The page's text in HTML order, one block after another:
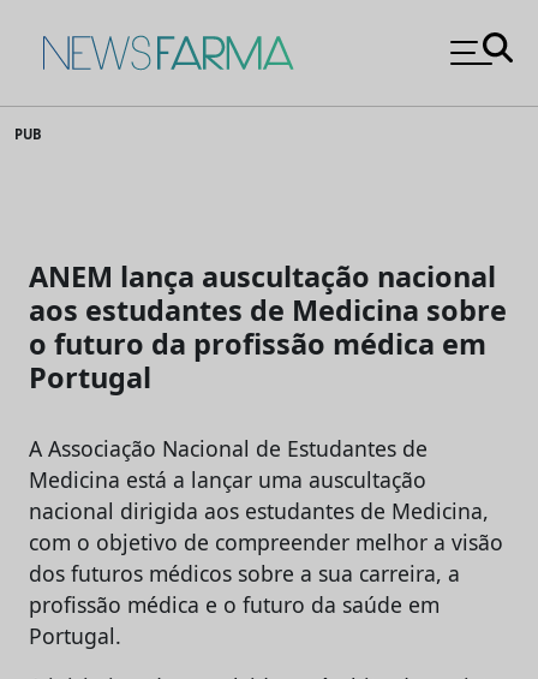
to
News Farma
PUB
ANEM lança auscultação nacional
aos estudantes de Medicina sobre
o futuro da profissão médica em
Portugal
A Associação Nacional de Estudantes de
Medicina está a lançar uma auscultação
nacional dirigida aos estudantes de Medicina,
com o objetivo de compreender melhor a visão
dos futuros médicos sobre a sua carreira, a
profissão médica e o futuro da saúde em
Portugal.